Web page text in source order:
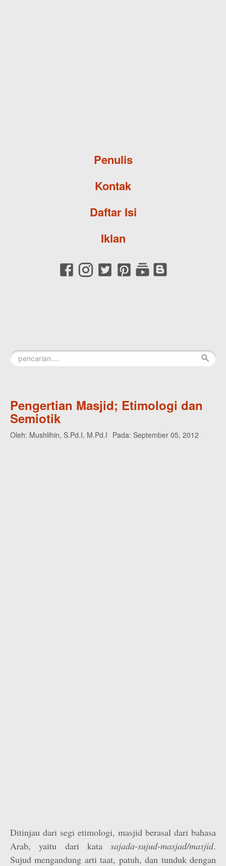
Penulis
Kontak
Daftar Isi
Iklan
Pengertian Masjid; Etimologi dan
Semiotik
Oleh: Mushlihin, S.Pd.I, M.Pd.I Pada: September 05, 2012
Ditinjau dari segi etimologi, masjid berasal dari bahasa
Arab, yaitu dari kata sajada-sujud-masjad/masjid.
Sujud mengandung arti taat, patuh, dan tunduk dengan